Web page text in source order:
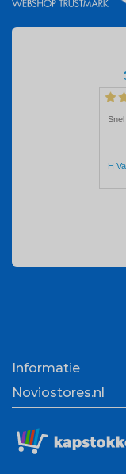
Informatie
Noviostores.nl